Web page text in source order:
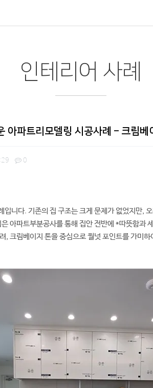
인테리어 사례
아파트리모델링 시공사례 – 크림
0
니다. 기존의 집 구조는 크게 문제가 없었지만,
아파트부분공사를 통해 집안 전반에 *따뜻함과
, 크림베이지 톤을 중심으로 월넛 포인트를 가미